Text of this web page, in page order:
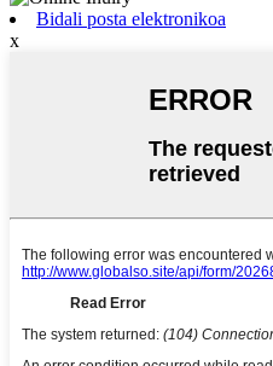
Bidali posta elektronikoa
x